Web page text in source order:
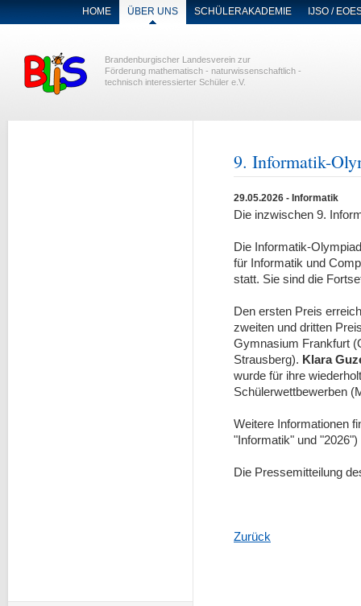
NAVIGATION
ÜBERSPRINGEN
HOME ÜBER UNS SCHÜLERAKADEMIE IJSO /
Brandenburgischer Landesverein zur
Förderung mathematisch - naturwissenschaftlich -
technisch interessierter Schüler e.V.
9. Informatik-
29.05.2026 - Informatik
Die inzwischen 9.
Die Informatik-
für Informatik und
statt. Sie sind die
Den ersten Preis
zweiten und dritten
Gymnasium Frankfurt
Strausberg). Klara
wurde für ihre
Schülerwettbewerben
Weitere Informationen
"Informatik" und "2026")
Die Pressemitteilung
Zurück